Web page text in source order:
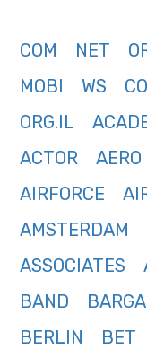
COM NET
MOBI
WS
ORG.IL
ACTOR
AERO
AIRFORCE
AMSTERDAM
ASSOCIATES
BAND
BERLIN
BET